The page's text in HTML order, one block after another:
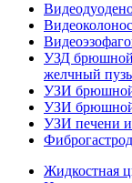
УЗД брюшной
желчный
УЗИ брюшной
УЗИ
УЗИ печени
Жидкостная